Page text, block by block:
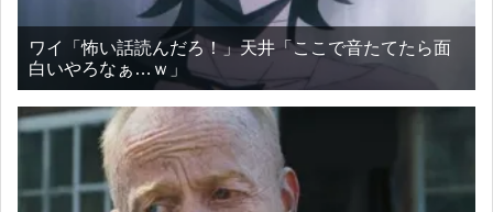
ワイ「怖い話読んだろ！」天井「ここで音たてたら面
白いやろなぁ…ｗ」